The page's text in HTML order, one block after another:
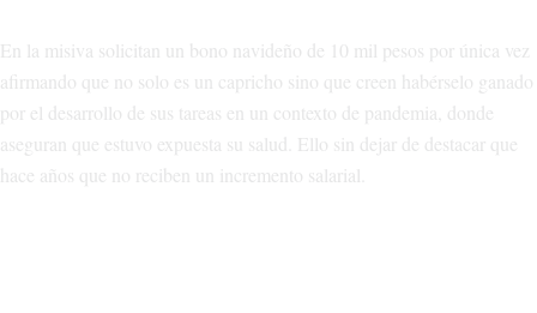
En la misiva solicitan un bono navideño de 10 mil pesos por única vez
afirmando que no solo es un capricho sino que creen habérselo ganado
por el desarrollo de sus tareas en un contexto de pandemia, donde
aseguran que estuvo expuesta su salud. Ello sin dejar de destacar que
hace años que no reciben un incremento salarial.